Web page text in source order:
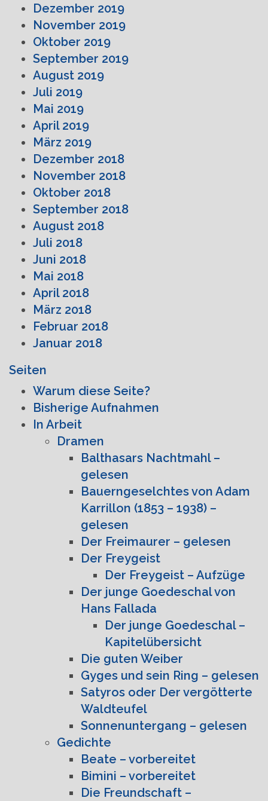
Dezember 2019
November 2019
Oktober 2019
September 2019
August 2019
Juli 2019
Mai 2019
April 2019
März 2019
Dezember 2018
November 2018
Oktober 2018
September 2018
August 2018
Juli 2018
Juni 2018
Mai 2018
April 2018
März 2018
Februar 2018
Januar 2018
Seiten
Warum diese Seite?
Bisherige Aufnahmen
In Arbeit
Dramen
Balthasars Nachtmahl –
gelesen
Bauerngeselchtes von Adam
Karrillon (1853 – 1938) –
gelesen
Der Freimaurer – gelesen
Der Freygeist
Der Freygeist – Aufzüge
Der junge Goedeschal von
Hans Fallada
Der junge Goedeschal –
Kapitelübersicht
Die guten Weiber
Gyges und sein Ring – gelesen
Satyros oder Der vergötterte
Waldteufel
Sonnenuntergang – gelesen
Gedichte
Beate – vorbereitet
Bimini – vorbereitet
Die Freundschaft –